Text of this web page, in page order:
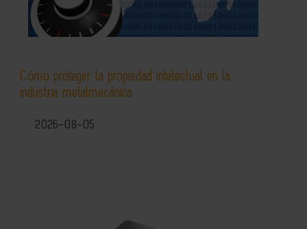
Cómo proteger la propiedad intelectual en la
industria metalmecánica
2026-08-05